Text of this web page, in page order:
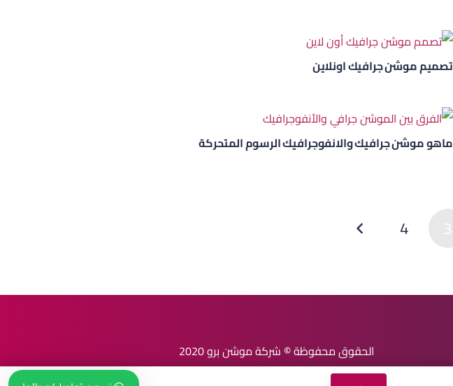
تصميم موشن جرافيك اونلاين
ماهو موشن جرافيك والانفوجرافيك الرسوم المتحركة
4
الحقوق محفوظة© شركة موشن برو2020